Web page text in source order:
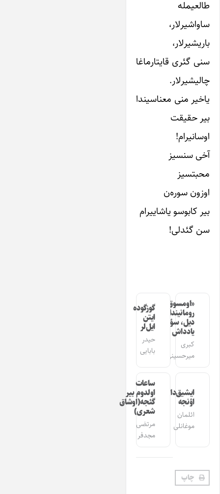
طالعیمله
ساواشیرلار،
باریشیرلار،
سنی گئری قایتارماغا
چالیشیرلار.
یاخیر منی معناسیندا
بیر حقیقت
اوسانیرام!
آخی سنسیز
محبتسیز
اوزون سوره‌ن
بیر کابوسو یاشاییرام
سن گئدلی!
«اومسوق»
رومانیندا
دیل، سؤز،
یادداش
کبری
میرحسینی
گوزگوده
ایتن
ایل‌لر
حیدر
بابایی
ایشیق‌دان
اؤنجه
ائلمان
موغانلی
ساعات
اولدوم بیر
گئجه(اوشاق
شعری)
مرتضی
مجدفر
چاپ